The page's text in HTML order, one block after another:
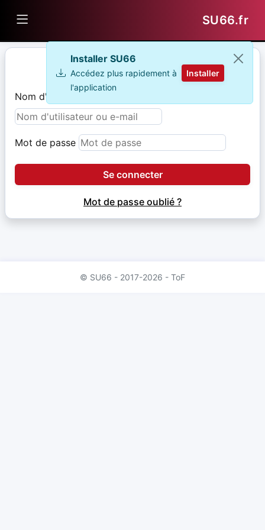
SU66.fr
Connexion
Nom d'utilisateur ou email
Mot de passe
Se connecter
Mot de passe oublié ?
© SU66 - 2017-2026 - ToF
Installer SU66
Accédez plus rapidement à
l'application
Installer